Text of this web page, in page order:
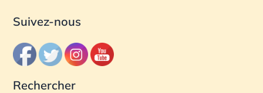
Suivez-nous
Rechercher